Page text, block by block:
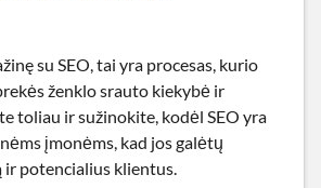
su SEO, tai yra procesas, kurio
ženklo srauto kiekybė ir
toliau ir sužinokite, kodėl SEO yra
įmonėms, kad jos galėtų
potencialius klientus.